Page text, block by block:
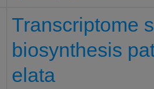
Transcriptome
biosynthesis
elata